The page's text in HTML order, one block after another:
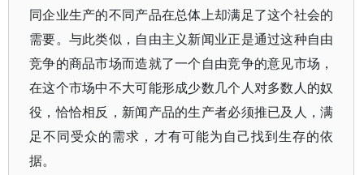
同企业生产的不同产品在总体上却满足了这个社会的
需要。与此类似，自由主义新闻业正是通过这种自由
竞争的商品市场而造就了一个自由竞争的意见市场，
在这个市场中不大可能形成少数几个人对多数人的奴
役，恰恰相反，新闻产品的生产者必须推已及人，满
足不同受众的需求，才有可能为自己找到生存的依
据。